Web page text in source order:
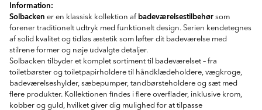
Information:
Solbacken er en klassisk kollektion af badeværelsestilbehør som
forener traditionelt udtryk med funktionelt design. Serien kendetegnes
af solid kvalitet og tidløs æstetik som løfter dit badeværelse med
stilrene former og nøje udvalgte detaljer.
Solbacken tilbyder et komplet sortiment til badeværelset – fra
toiletbørster og toiletpapirholdere til håndklædeholdere, vægkroge,
badeværelseshylder, sæbepumper, tandbørsteholdere og sæt med
flere produkter. Kollektionen findes i flere overflader, inklusive krom,
kobber og guld, hvilket giver dig mulighed for at tilpasse